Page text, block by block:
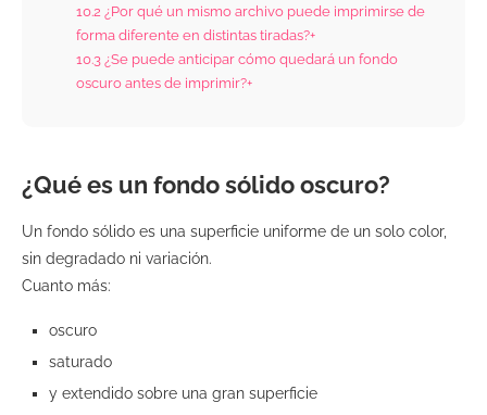
10.2 ¿Por qué un mismo archivo puede imprimirse de
forma diferente en distintas tiradas?+
10.3 ¿Se puede anticipar cómo quedará un fondo
oscuro antes de imprimir?+
¿Qué es un fondo sólido oscuro?
Un fondo sólido es una superficie uniforme de un solo color,
sin degradado ni variación.
Cuanto más:
oscuro
saturado
y extendido sobre una gran superficie